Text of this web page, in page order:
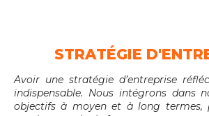
STRATÉGIE
Avoir une stratégie d’entreprise
indispensable. Nous intégrons dans
objectifs à moyen et à long termes,